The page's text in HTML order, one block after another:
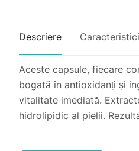
Descriere Caracteristici
Aceste capsule, fiecare
bogată în antioxidanți și
vitalitate imediată.
hidrolipidic al pielii.